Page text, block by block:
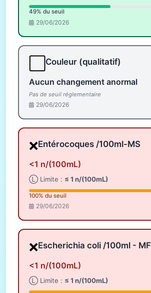
49% du seuil
29/06/2026
Couleur (qualitatif)
Aucun changement anormal
Pas de seuil réglementaire
29/06/2026
❌Entérocoques /100ml-MS
<1 n/(100mL)
Ⓛ Limite : ≤ 1 n/(100mL)
100% du seuil
29/06/2026
❌Escherichia coli /100ml - MF
<1 n/(100mL)
Ⓛ Limite : ≤ 1 n/(100mL)